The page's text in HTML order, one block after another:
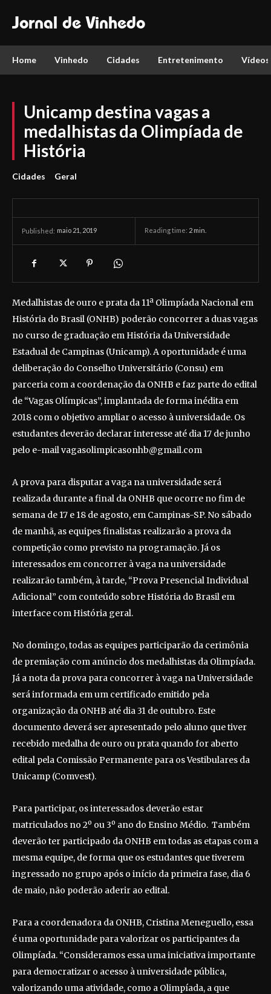
Jornal de Vinhedo
Home Vinhedo Cidades Entretenimento Vídeos
Unicamp destina vagas a
medalhistas da Olimpíada de
História
Cidades Geral
Published: maio 21, 2019 Reading time: 2 min.
Medalhistas de ouro e prata da 11ª Olimpíada Nacional em
História do Brasil (ONHB) poderão concorrer a duas vagas
no curso de graduação em História da Universidade
Estadual de Campinas (Unicamp). A oportunidade é uma
deliberação do Conselho Universitário (Consu) em
parceria com a coordenação da ONHB e faz parte do edital
de “Vagas Olímpicas”, implantada de forma inédita em
2018 com o objetivo ampliar o acesso à universidade. Os
estudantes deverão declarar interesse até dia 17 de junho
pelo e-mail vagasolimpicasonhb@gmail.com
A prova para disputar a vaga na universidade será
realizada durante a final da ONHB que ocorre no fim de
semana de 17 e 18 de agosto, em Campinas-SP. No sábado
de manhã, as equipes finalistas realizarão a prova da
competição como previsto na programação. Já os
interessados em concorrer à vaga na universidade
realizarão também, à tarde, “Prova Presencial Individual
Adicional” com conteúdo sobre História do Brasil em
interface com História geral.
No domingo, todas as equipes participarão da cerimônia
de premiação com anúncio dos medalhistas da Olimpíada.
Já a nota da prova para concorrer à vaga na Universidade
será informada em um certificado emitido pela
organização da ONHB até dia 31 de outubro. Este
documento deverá ser apresentado pelo aluno que tiver
recebido medalha de ouro ou prata quando for aberto
edital pela Comissão Permanente para os Vestibulares da
Unicamp (Comvest).
Para participar, os interessados deverão estar
matriculados no 2º ou 3º ano do Ensino Médio. Também
deverão ter participado da ONHB em todas as etapas com a
mesma equipe, de forma que os estudantes que tiverem
ingressado no grupo após o início da primeira fase, dia 6
de maio, não poderão aderir ao edital.
Para a coordenadora da ONHB, Cristina Meneguello, essa
é uma oportunidade para valorizar os participantes da
Olimpíada. “Consideramos essa uma iniciativa importante
para democratizar o acesso à universidade pública,
valorizando uma atividade, como a Olimpíada, a que